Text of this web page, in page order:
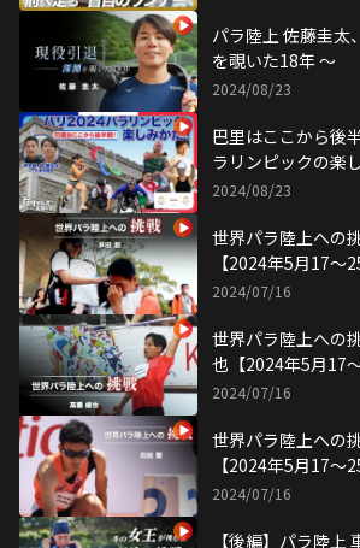
パラ陸上 佐藤圭太
を覗いた18年 ～
2024/08/23
巴里はここから後
ラリンピックの楽
2024/08/23
世界パラ陸上への
【2024年5月17〜
2024/07/16
世界パラ陸上への
也【2024年5月17
2024/07/16
世界パラ陸上への
【2024年5月17〜
2024/07/16
【後編】パラ陸上